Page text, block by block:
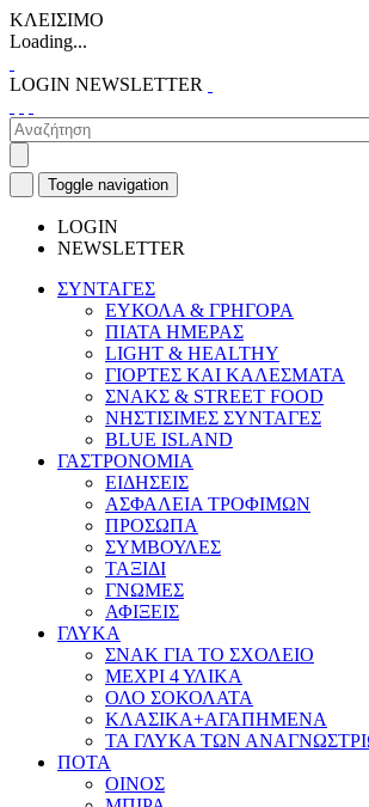
ΚΛΕΙΣΙΜΟ
Loading...
LOGIN NEWSLETTER
Toggle navigation
LOGIN
NEWSLETTER
ΣΥΝΤΑΓΕΣ
ΕΥΚΟΛΑ & ΓΡΗΓΟΡΑ
ΠΙΑΤΑ ΗΜΕΡΑΣ
LIGHT & HEALTHY
ΓΙΟΡΤΕΣ ΚΑΙ ΚΑΛΕΣΜΑΤΑ
ΣΝΑΚΣ & STREET FOOD
ΝΗΣΤΙΣΙΜΕΣ ΣΥΝΤΑΓΕΣ
BLUE ISLAND
ΓΑΣΤΡΟΝΟΜΙΑ
ΕΙΔΗΣΕΙΣ
ΑΣΦΑΛΕΙΑ ΤΡΟΦΙΜΩΝ
ΠΡΟΣΩΠΑ
ΣΥΜΒΟΥΛΕΣ
ΤΑΞΙΔΙ
ΓΝΩΜΕΣ
ΑΦΙΞΕΙΣ
ΓΛΥΚΑ
ΣΝΑΚ ΓΙΑ ΤΟ ΣΧΟΛΕΙΟ
ΜΕΧΡΙ 4 ΥΛΙΚΑ
ΟΛΟ ΣΟΚΟΛΑΤΑ
ΚΛΑΣΙΚΑ+ΑΓΑΠΗΜΕΝΑ
ΤΑ ΓΛΥΚΑ ΤΩΝ
ΠΟΤΑ
ΟΙΝΟΣ